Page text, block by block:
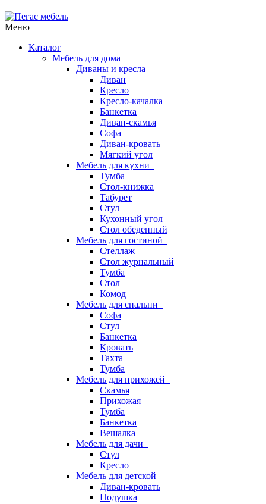
Меню
Каталог
Мебель для дома
Диваны и кресла
Диван
Кресло
Кресло-качалка
Банкетка
Диван-скамья
Софа
Диван-кровать
Мягкий угол
Мебель для кухни
Тумба
Стол-книжка
Табурет
Стул
Кухонный угол
Стол обеденный
Мебель для гостиной
Стеллаж
Стол журнальный
Тумба
Стол
Комод
Мебель для спальни
Софа
Стул
Банкетка
Кровать
Тахта
Тумба
Мебель для прихожей
Скамья
Прихожая
Тумба
Банкетка
Вешалка
Мебель для дачи
Стул
Кресло
Мебель для детской
Диван-кровать
Подушка